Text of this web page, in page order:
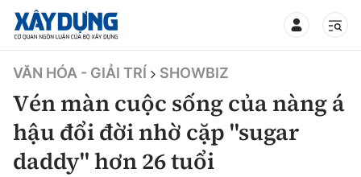
TIN BỘ XÂY DỰNG
CHUYÊN MỤC
VĂN HÓA - GIẢI TRÍ SHOWBIZ
Vén màn cuộc sống của nàng á
hậu đổi đời nhờ cặp "sugar
daddy" hơn 26 tuổi